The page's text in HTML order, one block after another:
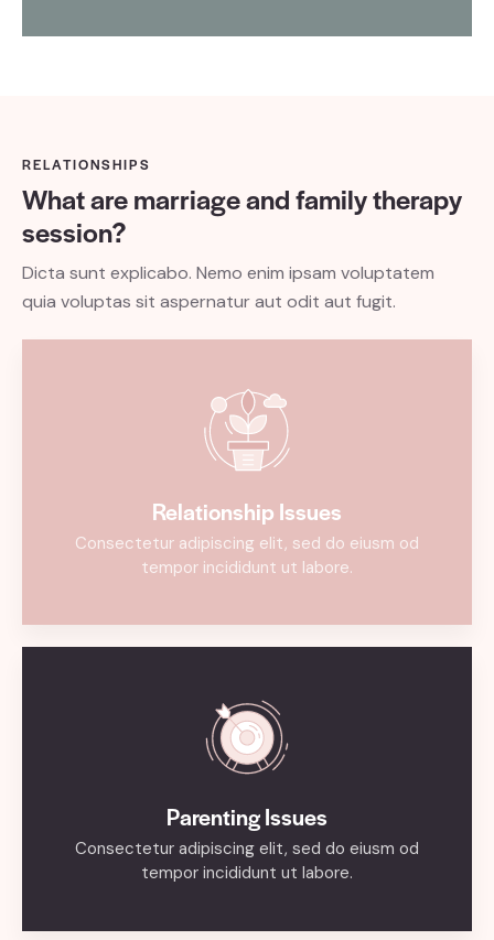
RELATIONSHIPS
What are marriage and family therapy
session?
Dicta sunt explicabo. Nemo enim ipsam voluptatem
quia voluptas sit aspernatur aut odit aut fugit.
Relationship Issues
Consectetur adipiscing elit, sed do eiusm od
tempor incididunt ut labore.
Parenting Issues
Consectetur adipiscing elit, sed do eiusm od
tempor incididunt ut labore.